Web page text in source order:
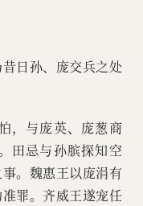
日孙、庞交兵之处
，与庞英、庞葱商
田忌与孙膑探知空
。魏惠王以庞涓有
罪。齐威王遂宠任